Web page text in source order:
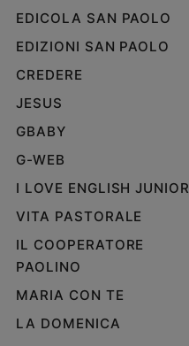
EDICOLA SAN PAOLO
EDIZIONI SAN PAOLO
CREDERE
JESUS
GBABY
G-WEB
I LOVE ENGLISH JUNIOR
VITA PASTORALE
IL COOPERATORE
PAOLINO
MARIA CON TE
LA DOMENICA